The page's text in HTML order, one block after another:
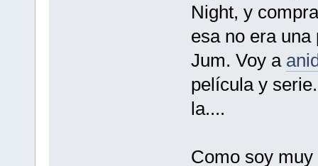
Night, y
esa no era una
Jum. Voy a
película y
la....
Como soy